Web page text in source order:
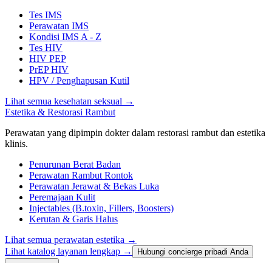
Tes IMS
Perawatan IMS
Kondisi IMS A - Z
Tes HIV
HIV PEP
PrEP HIV
HPV / Penghapusan Kutil
Lihat semua kesehatan seksual →
Estetika & Restorasi Rambut
Perawatan yang dipimpin dokter dalam restorasi rambut dan estetika
klinis.
Penurunan Berat Badan
Perawatan Rambut Rontok
Perawatan Jerawat & Bekas Luka
Peremajaan Kulit
Injectables (B.toxin, Fillers, Boosters)
Kerutan & Garis Halus
Lihat semua perawatan estetika →
Lihat katalog layanan lengkap →
Hubungi concierge pribadi Anda